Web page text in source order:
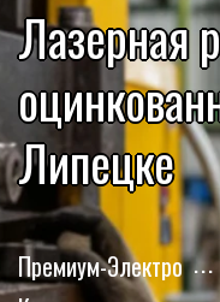
Лазерная
Липецке
Премиум-Электро